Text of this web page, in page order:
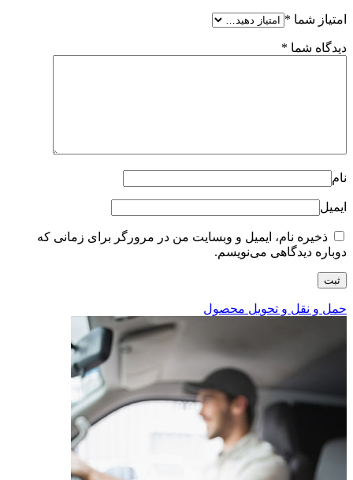
امتیاز شما *
دیدگاه شما *
نام
ایمیل
ذخیره نام، ایمیل و وبسایت من در مرورگر برای زمانی که
دوباره دیدگاهی می‌نویسم.
حمل و نقل و تحویل محصول